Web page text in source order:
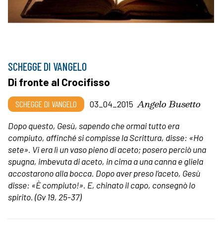
SCHEGGE DI VANGELO
Di fronte al Crocifisso
SCHEGGE DI VANGELO 03_04_2015 Angelo Busetto
Dopo questo, Gesù, sapendo che ormai tutto era
compiuto, affinché si compisse la Scrittura, disse: «Ho
sete». Vi era lì un vaso pieno di aceto; posero perciò una
spugna, imbevuta di aceto, in cima a una canna e gliela
accostarono alla bocca. Dopo aver preso l’aceto, Gesù
disse: «È compiuto!». E, chinato il capo, consegnò lo
spirito. (Gv 19, 25-37)